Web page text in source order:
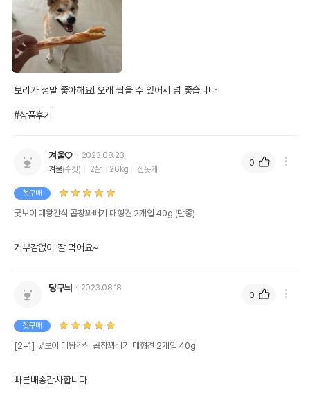
보리가 정말 좋아해요! 오래 씹을 수 있어서 넘 좋습니다
#상품후기
겨울♡
2023.08.23
겨울(수컷) 2살 26kg 진돗개
첫구매
굿보이 대왕간식 곱창꽈배기 대형견 2개입 40g (단종)
거부감없이 잘 먹어요~
0
당구늬 2023.08.18
첫구매
[2+1] 굿보이 대왕간식 곱창꽈배기 대형견 2개입 40g
빠른배송감사합니다
0